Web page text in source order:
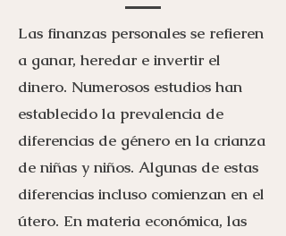
Las finanzas personales se refieren
a ganar, heredar e invertir el
dinero. Numerosos estudios han
establecido la prevalencia de
diferencias de género en la crianza
de niñas y niños. Algunas de estas
diferencias incluso comienzan en el
útero. En materia económica, las